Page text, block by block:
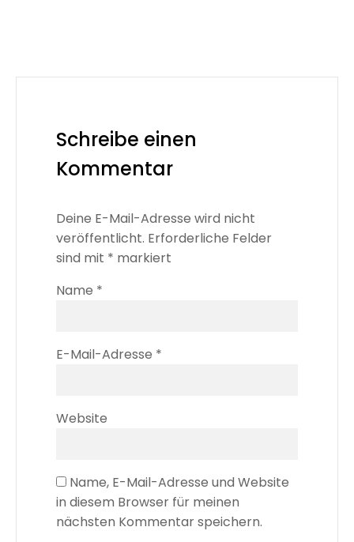
Schreibe einen
Kommentar
Deine E-Mail-Adresse wird nicht
veröffentlicht. Erforderliche Felder
sind mit * markiert
Name *
E-Mail-Adresse *
Website
Name, E-Mail-Adresse und Website
in diesem Browser für meinen
nächsten Kommentar speichern.